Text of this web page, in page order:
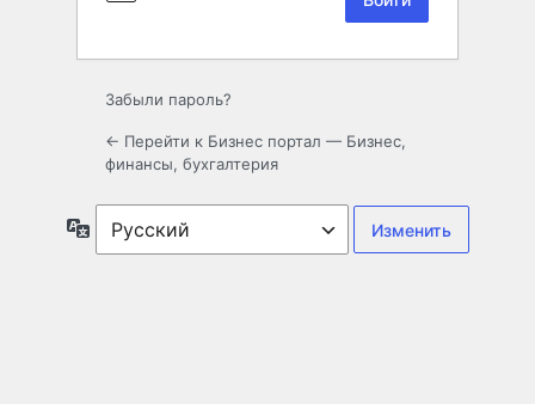
Забыли пароль?
← Перейти к Бизнес портал — Бизнес,
финансы, бухгалтерия
Язык